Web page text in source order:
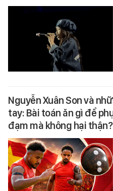
Nguyễn Xuân Son và
tay: Bài toán ăn gì để
đạm mà không hại thận?